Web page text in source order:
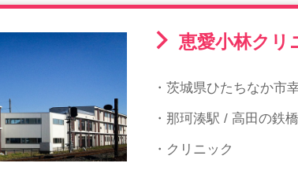
恵愛小林クリ
・茨城県ひたちなか市
・那珂湊駅 / 高田の鉄
・クリニック